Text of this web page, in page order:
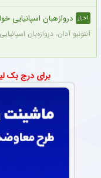
اخبار دروازهبان اسپانیایی
آنتونیو آدان، دروازه‌بان اسپانیایی سابق استقلال، به دلیل
برای درج بک